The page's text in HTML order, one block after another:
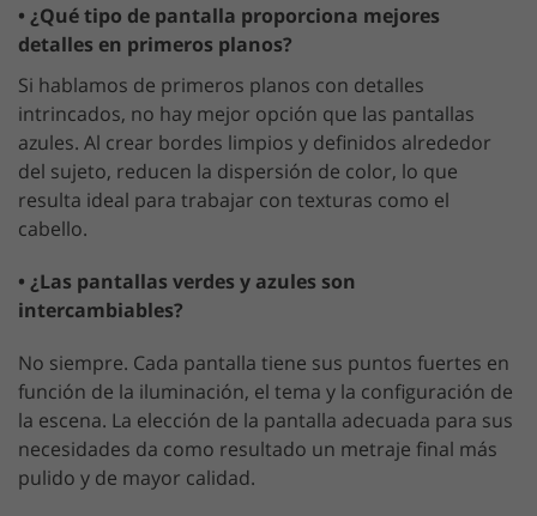
• ¿Qué tipo de pantalla proporciona mejores
detalles en primeros planos?
Si hablamos de primeros planos con detalles
intrincados, no hay mejor opción que las pantallas
azules. Al crear bordes limpios y definidos alrededor
del sujeto, reducen la dispersión de color, lo que
resulta ideal para trabajar con texturas como el
cabello.
• ¿Las pantallas verdes y azules son
intercambiables?
No siempre. Cada pantalla tiene sus puntos fuertes en
función de la iluminación, el tema y la configuración de
la escena. La elección de la pantalla adecuada para sus
necesidades da como resultado un metraje final más
pulido y de mayor calidad.